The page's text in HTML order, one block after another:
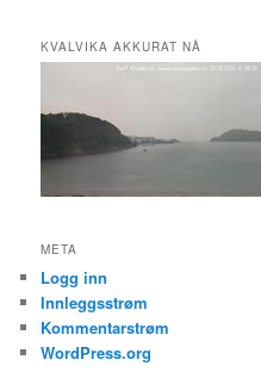
KVALVIKA AKKURAT NÅ
META
Logg inn
Innleggsstrøm
Kommentarstrøm
WordPress.org